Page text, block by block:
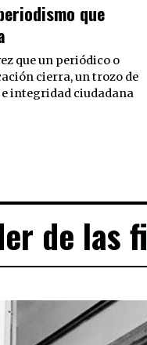
que
que un periódico o
cierra, un trozo de
integridad ciudadana
de las